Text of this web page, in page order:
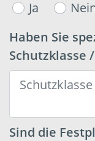
Ja
Haben Sie
Schutzklasse
Sind die